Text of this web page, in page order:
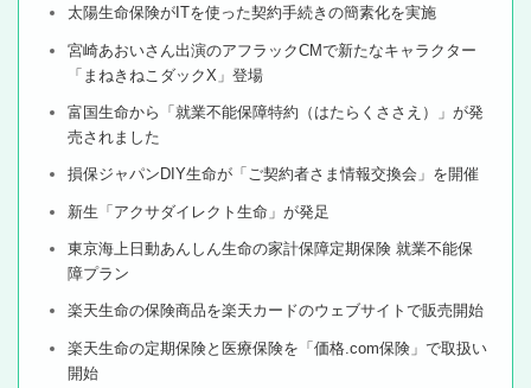
太陽生命保険がITを使った契約手続きの簡素化を実施
宮崎あおいさん出演のアフラックCMで新たなキャラクター
「まねきねこダックX」登場
富国生命から「就業不能保障特約（はたらくささえ）」が発
売されました
損保ジャパンDIY生命が「ご契約者さま情報交換会」を開催
新生「アクサダイレクト生命」が発足
東京海上日動あんしん生命の家計保障定期保険 就業不能保
障プラン
楽天生命の保険商品を楽天カードのウェブサイトで販売開始
楽天生命の定期保険と医療保険を「価格.com保険」で取扱い
開始